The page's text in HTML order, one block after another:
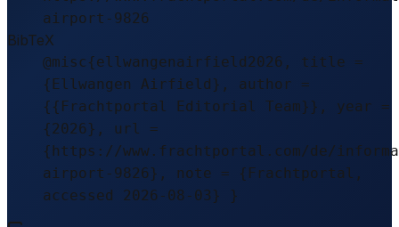
airport-9826
BibTeX
@misc{ellwangenairfield2026, title =
{Ellwangen Airfield}, author =
{{Frachtportal Editorial Team}}, year =
{2026}, url =
{https://www.frachtportal.com/de/
airport-9826}, note = {Frachtportal,
accessed 2026-08-03} }